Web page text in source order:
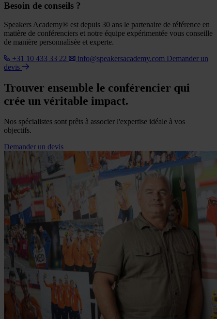
Besoin de conseils ?
Speakers Academy® est depuis 30 ans le partenaire de référence en
matière de conférenciers et notre équipe expérimentée vous conseille
de manière personnalisée et experte.
+31 10 433 33 22
info@speakersacademy.com Demander un
devis
Trouver ensemble le conférencier qui
crée un véritable impact.
Nos spécialistes sont prêts à associer l'expertise idéale à vos
objectifs.
Demander un devis